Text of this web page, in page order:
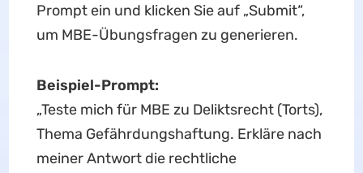
Prompt ein und klicken Sie auf „Submit“,
um MBE-Übungsfragen zu generieren.
Beispiel-Prompt:
„Teste mich für MBE zu Deliktsrecht (Torts),
Thema Gefährdungshaftung. Erkläre nach
meiner Antwort die rechtliche